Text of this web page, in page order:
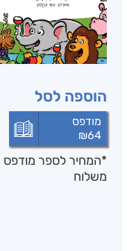
הוספה לסל
מודפס
₪64
*המחיר לספר מודפס
משלוח